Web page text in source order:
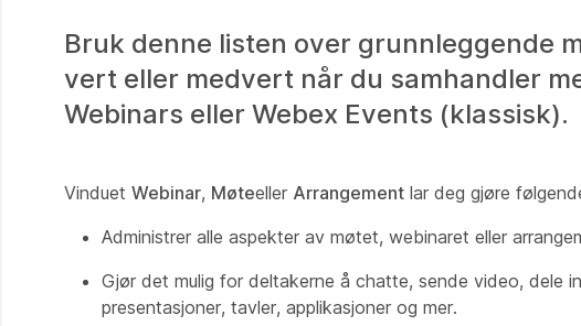
Bruk denne listen over grunnleggende
vert eller medvert når du samhandler
Webinars eller Webex Events (klassisk).
Vinduet Webinar, Møteeller Arrangement lar deg gjøre
Administrer alle aspekter av møtet, webinaret eller
Gjør det mulig for deltakerne å chatte, sende video, dele
presentasjoner, tavler, applikasjoner og mer.